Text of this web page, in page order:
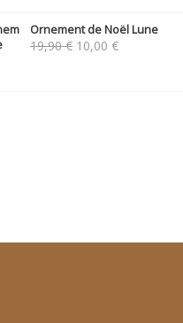
Ornement de Noël Lune
19,90€ Le
10,00 €Le